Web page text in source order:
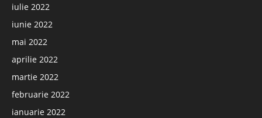
iulie 2022
iunie 2022
mai 2022
aprilie 2022
martie 2022
februarie 2022
ianuarie 2022